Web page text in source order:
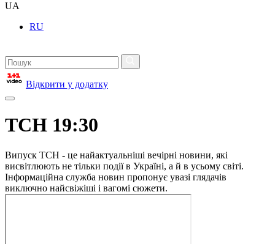
UA
RU
Відкрити у додатку
ТСН 19:30
Випуск ТСН - це найактуальніші вечірні новини, які
висвітлюють не тільки події в Україні, а й в усьому світі.
Інформаційна служба новин пропонує увазі глядачів
виключно найсвіжіші і вагомі сюжети.